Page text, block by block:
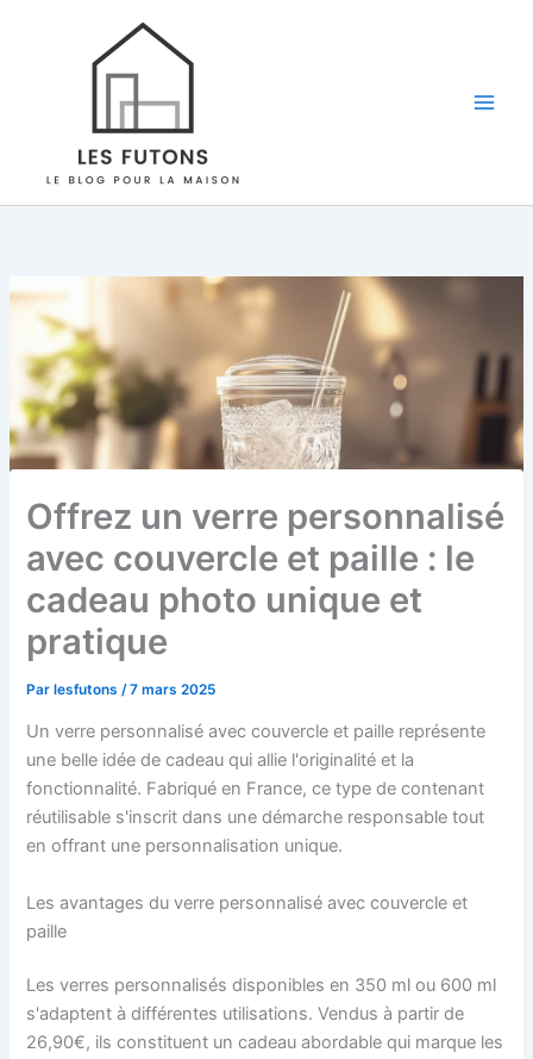
Offrez un verre personnalisé
avec couvercle et paille : le
cadeau photo unique et
pratique
Parlesfutons /7 mars 2025
Un verre personnalisé avec couvercle et paille représente
une belle idée de cadeau qui allie l'originalité et la
fonctionnalité. Fabriqué en France, ce type de contenant
réutilisable s'inscrit dans une démarche responsable tout
en offrant une personnalisation unique.
Les avantages du verre personnalisé avec couvercle et
paille
Les verres personnalisés disponibles en 350 ml ou 600 ml
s'adaptent à différentes utilisations. Vendus à partir de
26,90€, ils constituent un cadeau abordable qui marque les